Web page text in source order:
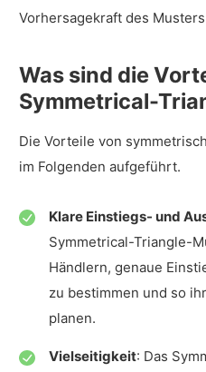
Vorhersagekraft des
Was sind die
Symmetrical-
Die Vorteile von
im Folgenden aufgeführt.
Klare Einstiegs- und
Symmetrical-Triangle-
Händlern, genaue
zu bestimmen und so
planen.
Vielseitigkeit: Das